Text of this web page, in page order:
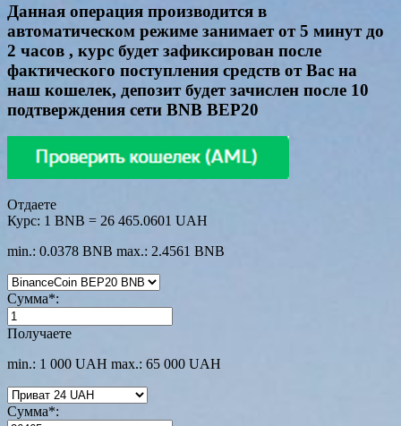
Данная операция производится в
автоматическом режиме занимает от 5 минут до
2 часов , курс будет зафиксирован после
фактического поступления средств от Вас на
наш кошелек, депозит будет зачислен после 10
подтверждения сети BNB BEP20
Отдаете
Курс: 1 BNB = 26 465.0601 UAH
min.: 0.0378 BNB max.: 2.4561 BNB
Сумма*:
Получаете
min.: 1 000 UAH max.: 65 000 UAH
Сумма*: